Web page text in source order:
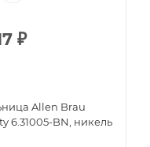
₽
Allen Brau
6.31005-BN, никель